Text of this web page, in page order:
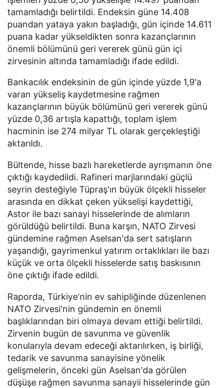
tamamladığı belirtildi. Endeksin güne 14.408
puandan yataya yakın başladığı, gün içinde 14.611
puana kadar yükseldikten sonra kazançlarının
önemli bölümünü geri vererek günü gün içi
zirvesinin altında tamamladığı ifade edildi.
Bankacılık endeksinin de gün içinde yüzde 1,9'a
varan yükseliş kaydetmesine rağmen
kazançlarının büyük bölümünü geri vererek günü
yüzde 0,36 artışla kapattığı, toplam işlem
hacminin ise 274 milyar TL olarak gerçekleştiği
aktarıldı.
Bültende, hisse bazlı hareketlerde ayrışmanın öne
çıktığı kaydedildi. Rafineri marjlarındaki güçlü
seyrin desteğiyle Tüpraş'ın büyük ölçekli hisseler
arasında en dikkat çeken yükselişi kaydettiği,
Astor ile bazı sanayi hisselerinde de alımların
görüldüğü belirtildi. Buna karşın, NATO Zirvesi
gündemine rağmen Aselsan'da sert satışların
yaşandığı, gayrimenkul yatırım ortaklıkları ile bazı
küçük ve orta ölçekli hisselerde satış baskısının
öne çıktığı ifade edildi.
Raporda, Türkiye'nin ev sahipliğinde düzenlenen
NATO Zirvesi'nin gündemin en önemli
başlıklarından biri olmaya devam ettiği belirtildi.
Zirvenin bugün de savunma ve güvenlik
konularıyla devam edeceği aktarılırken, iş birliği,
tedarik ve savunma sanayisine yönelik
gelişmelerin, önceki gün Aselsan'da görülen
düşüşe rağmen savunma sanayii hisselerinde gün